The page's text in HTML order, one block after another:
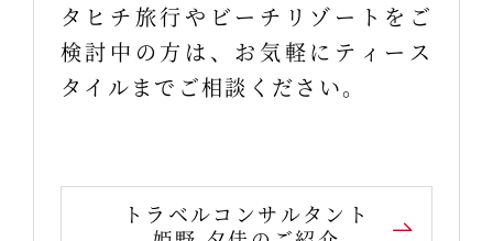
タヒチ旅行やビーチリゾートをご
検討中の方は、お気軽にティース
タイルまでご相談ください。
トラベルコンサルタント